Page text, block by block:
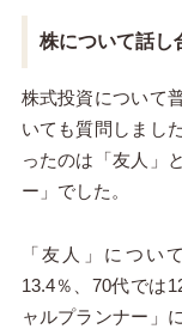
株について話し
株式投資について
いても質問しまし
ったのは「友人」
ー」でした。
「友人」につい
13.4％、70代では
ャルプランナー」